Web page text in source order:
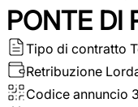
PONTE DI
Tipo di contratto
Retribuzione
Codice annuncio